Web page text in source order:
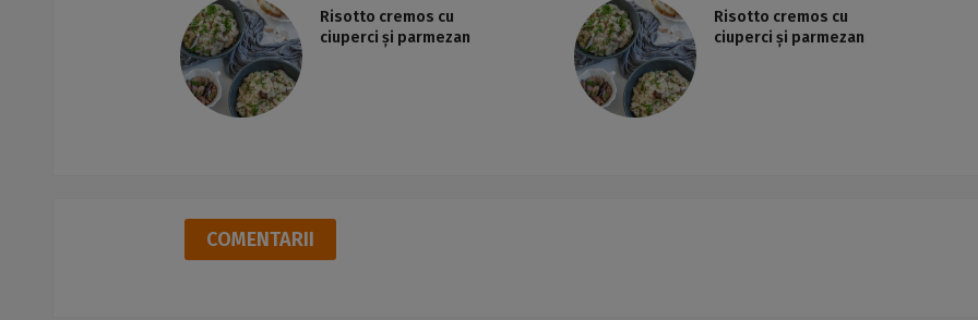
Risotto cremos cu
ciuperci și parmezan
Risotto cremos cu
ciuperci și parmezan
COMENTARII